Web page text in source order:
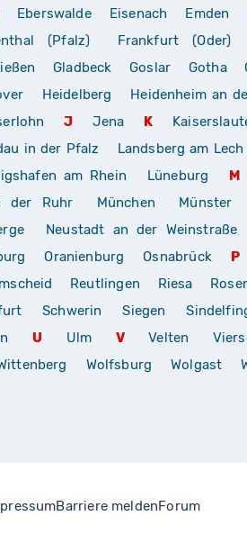
Eberswalde Eisenach Emden
(Pfalz) Frankfurt (Oder)
Gladbeck Goslar Gotha
Heidelberg Heidenheim an
J Jena K
in der Pfalz Landsberg am Lech
am Rhein Lüneburg M
der Ruhr München Münster
Neustadt an der Weinstraße
Oranienburg Osnabrück P
Reutlingen Riesa
Schwerin Siegen
U Ulm V Velten
Wolfsburg Wolgast
Barriere meldenForum